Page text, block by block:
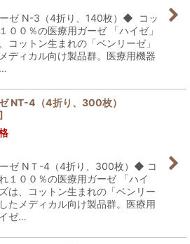
ゼ N-3（4折り、140枚）◆ コッ
００％の医療用ガーゼ 「ハイゼ」
コットン生まれの「ベンリーゼ」
ディカル向け製品群。医療用機器
NT-4（4折り、300枚）
]
ゼ NＴ-4（4折り、300枚）◆ コ
１００％の医療用ガーゼ 「ハイ
は、コットン生まれの「ベンリー
たメディカル向け製品群。医療用
ゼ…